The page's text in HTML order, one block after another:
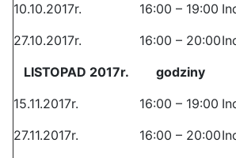
10.10.2017r.
16:00 – 19:00
27.10.2017r.
16:00 – 20:00
LISTOPAD 2017r.
godziny
15.11.2017r.
16:00 – 19:00
27.11.2017r.
16:00 – 20:00